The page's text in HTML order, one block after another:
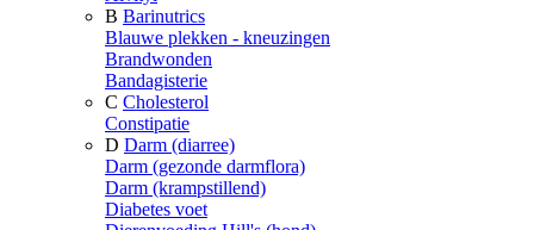
B Barinutrics
Blauwe plekken - kneuzingen
Brandwonden
Bandagisterie
C Cholesterol
Constipatie
D Darm (diarree)
Darm (gezonde darmflora)
Darm (krampstillend)
Diabetes voet